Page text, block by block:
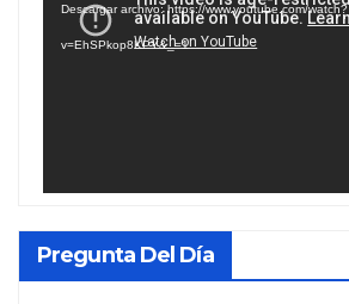
vídeo
Descargar archivo: https://www.youtube.com/watch?
v=EhSPkop8KPY&_=1
Pregunta Del Día